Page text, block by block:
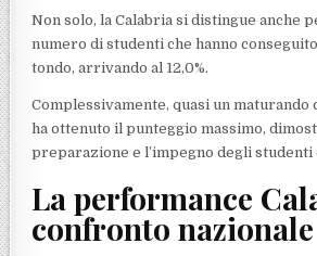
Non solo, la Calabria si distingue anche
numero di studenti che hanno
tondo, arrivando al 12,0%.
Complessivamente, quasi un maturando
ha ottenuto il punteggio massimo,
preparazione e l’impegno degli studenti
La performance
confronto nazionale